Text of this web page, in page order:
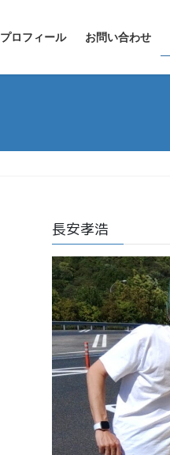
プロフィール お問い合わせ
長安孝浩